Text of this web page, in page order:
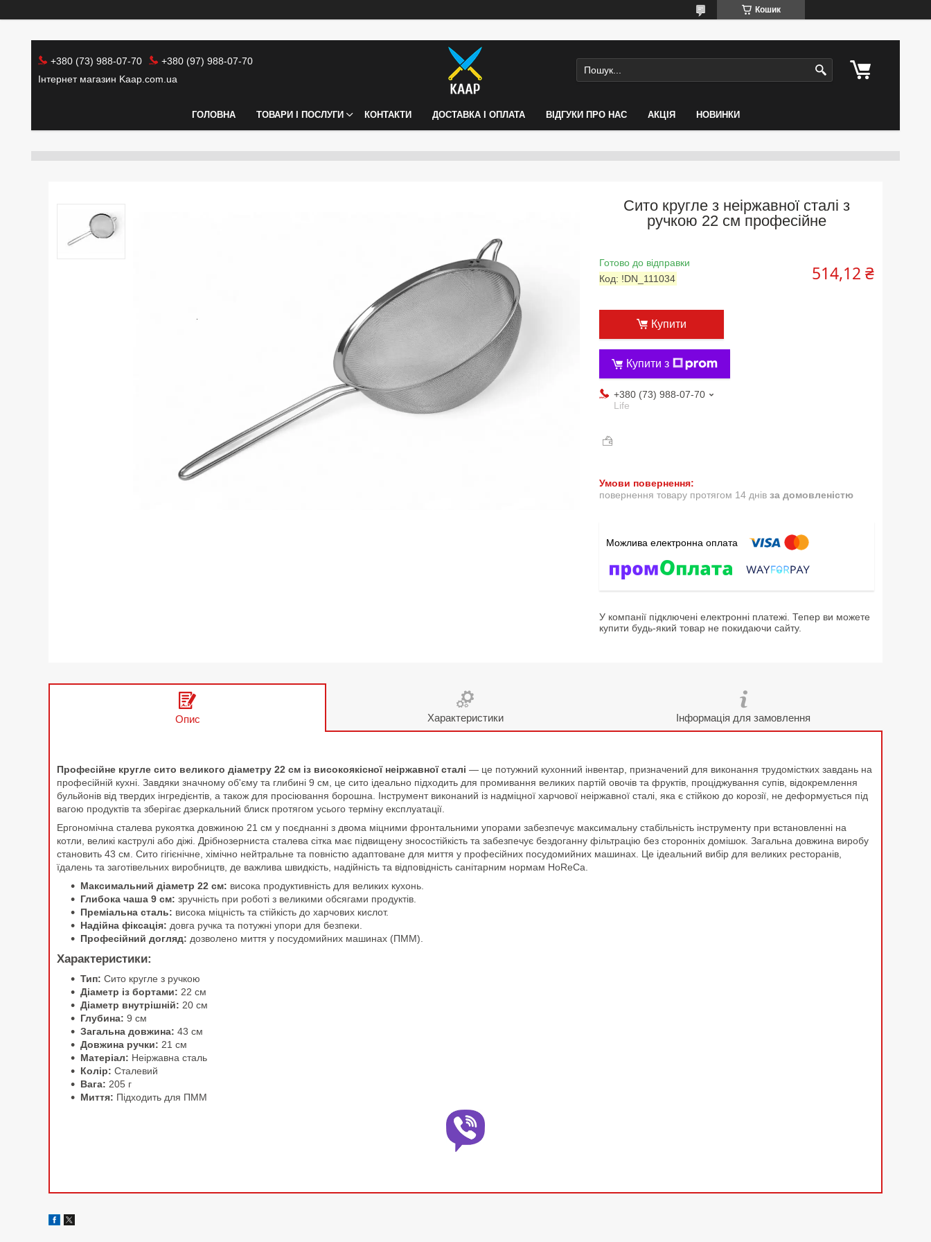
Кошик
+380 (73) 988-07-70
+380 (97) 988-07-70
Інтернет магазин Kaap.com.ua
ГОЛОВНА ТОВАРИ І ПОСЛУГИ КОНТАКТИ ДОСТАВКА І ОПЛАТА ВІДГУКИ ПРО НАС АКЦІЯ НОВИНКИ
Сито кругле з неіржавної сталі з
ручкою 22 см професійне
Готово до відправки
Код: !DN_111034 514,12 ₴
Купити
Купити з
+380 (73) 988-07-70
Life
повернення товару протягом 14 днів за домовленістю
У компанії підключені електронні платежі. Тепер ви можете
купити будь-який товар не покидаючи сайту.
Опис Характеристики Інформація для замовлення
Професійне кругле сито великого діаметру 22 см із високоякісної неіржавної сталі — це потужний кухонний інвентар, призначений для виконання трудомістких завдань на
професійній кухні. Завдяки значному об'єму та глибині 9 см, це сито ідеально підходить для промивання великих партій овочів та фруктів, проціджування супів, відокремлення
бульйонів від твердих інгредієнтів, а також для просіювання борошна. Інструмент виконаний із надміцної харчової неіржавної сталі, яка є стійкою до корозії, не деформується під
вагою продуктів та зберігає дзеркальний блиск протягом усього терміну експлуатації.
Ергономічна сталева рукоятка довжиною 21 см у поєднанні з двома міцними фронтальними упорами забезпечує максимальну стабільність інструменту при встановленні на
котли, великі каструлі або діжі. Дрібнозерниста сталева сітка має підвищену зносостійкість та забезпечує бездоганну фільтрацію без сторонніх домішок. Загальна довжина виробу
становить 43 см. Сито гігієнічне, хімічно нейтральне та повністю адаптоване для миття у професійних посудомийних машинах. Це ідеальний вибір для великих ресторанів,
їдалень та заготівельних виробництв, де важлива швидкість, надійність та відповідність санітарним нормам HoReCa.
Максимальний діаметр 22 см: висока продуктивність для великих кухонь.
Глибока чаша 9 см: зручність при роботі з великими обсягами продуктів.
Преміальна сталь: висока міцність та стійкість до харчових кислот.
Надійна фіксація: довга ручка та потужні упори для безпеки.
Професійний догляд: дозволено миття у посудомийних машинах (ПММ).
Характеристики:
Тип: Сито кругле з ручкою
Діаметр із бортами: 22 см
Діаметр внутрішній: 20 см
Глубина: 9 см
Загальна довжина: 43 см
Довжина ручки: 21 см
Матеріал: Неіржавна сталь
Колір: Сталевий
Вага: 205 г
Миття: Підходить для ПММ